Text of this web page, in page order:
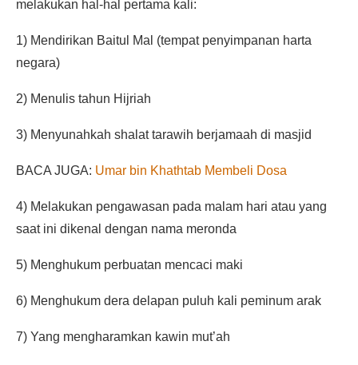
melakukan hal-hal pertama kali:
1) Mendirikan Baitul Mal (tempat penyimpanan harta
negara)
2) Menulis tahun Hijriah
3) Menyunahkah shalat tarawih berjamaah di masjid
BACA JUGA: Umar bin Khathtab Membeli Dosa
4) Melakukan pengawasan pada malam hari atau yang
saat ini dikenal dengan nama meronda
5) Menghukum perbuatan mencaci maki
6) Menghukum dera delapan puluh kali peminum arak
7) Yang mengharamkan kawin mut’ah